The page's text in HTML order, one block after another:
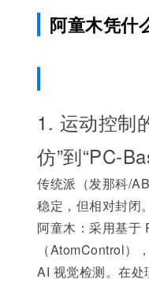
阿童木凭什
1. 运动控制
仿”到“PC-
传统派（发那科/
稳定，但相对封闭。
阿童木：采用基于
（AtomControl）
AI 视觉检测。在